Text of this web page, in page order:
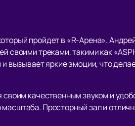
пройдет в «R-Арена».
своими треками, такими как
вызывает яркие эмоции, что
качественным звуком и
Просторный зал и